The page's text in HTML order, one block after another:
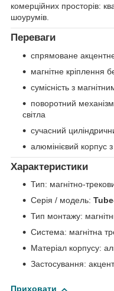
комерційних просторів:
шоурумів.
Переваги
спрямоване
магнітне кріплення
сумісність з
поворотний
світла
сучасний
алюмінієвий корпус
Характеристики
Тип: магнітно-
Серія / модель:
Тип монтажу:
Система: магнітна
Матеріал корпусу:
Застосування:
Приховати